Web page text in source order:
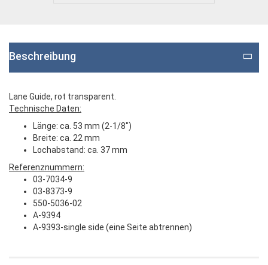
Beschreibung
Lane Guide, rot transparent.
Technische Daten:
Länge: ca. 53 mm (2-1/8")
Breite: ca. 22 mm
Lochabstand: ca. 37 mm
Referenznummern:
03-7034-9
03-8373-9
550-5036-02
A-9394
A-9393-single side (eine Seite abtrennen)